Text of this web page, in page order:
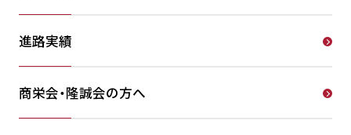
進路実績
商栄会・隆誠会の方へ